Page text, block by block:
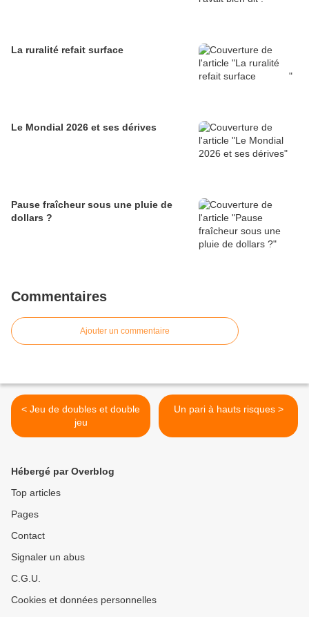
Le Mondial 2026 et ses dérives
Pause fraîcheur sous une pluie de
dollars ?
Commentaires
Ajouter un commentaire
< Jeu de doubles et double
jeu
Un pari à hauts risques >
Hébergé par Overblog
Top articles
Pages
Contact
Signaler un abus
C.G.U.
Cookies et données personnelles